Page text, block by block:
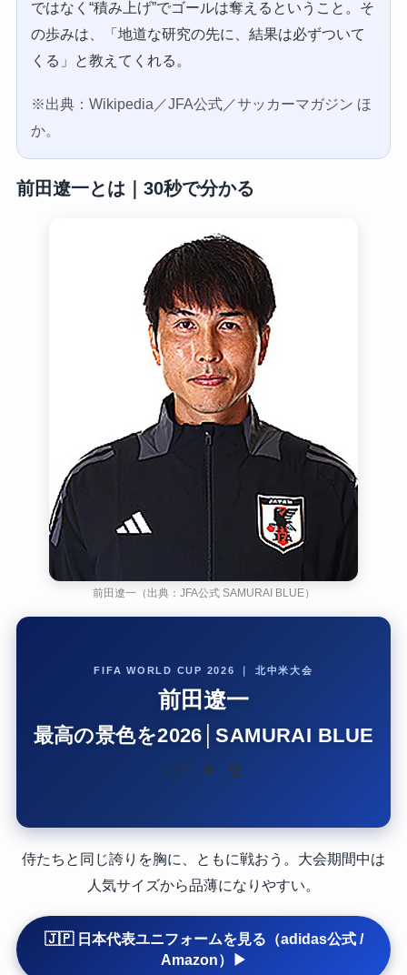
ではなく“積み上げ”でゴールは奪えるということ。そ
の歩みは、「地道な研究の先に、結果は必ずついて
くる」と教えてくれる。
※出典：Wikipedia／JFA公式／サッカーマガジン ほ
か。
前田遼一とは｜30秒で分かる
前田遼一（出典：JFA公式 SAMURAI BLUE）
FIFA WORLD CUP 2026 ｜ 北中米大会
前田遼一
最高の景色を2026│SAMURAI BLUE
🇯🇵 ⚽ 🏆
侍たちと同じ誇りを胸に、ともに戦おう。大会期間中は
人気サイズから品薄になりやすい。
🇯🇵 日本代表ユニフォームを見る（adidas公式 /
Amazon）▶